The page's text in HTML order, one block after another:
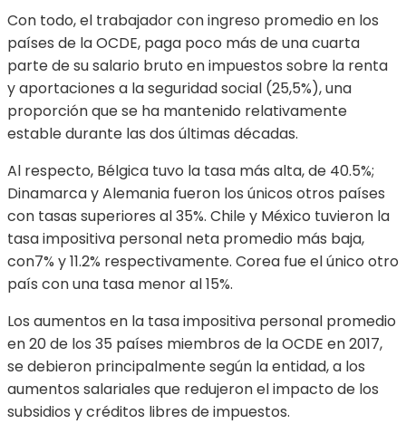
Con todo, el trabajador con ingreso promedio en los
países de la OCDE, paga poco más de una cuarta
parte de su salario bruto en impuestos sobre la renta
y aportaciones a la seguridad social (25,5%), una
proporción que se ha mantenido relativamente
estable durante las dos últimas décadas.
Al respecto, Bélgica tuvo la tasa más alta, de 40.5%;
Dinamarca y Alemania fueron los únicos otros países
con tasas superiores al 35%. Chile y México tuvieron la
tasa impositiva personal neta promedio más baja,
con7% y 11.2% respectivamente. Corea fue el único otro
país con una tasa menor al 15%.
Los aumentos en la tasa impositiva personal promedio
en 20 de los 35 países miembros de la OCDE en 2017,
se debieron principalmente según la entidad, a los
aumentos salariales que redujeron el impacto de los
subsidios y créditos libres de impuestos.